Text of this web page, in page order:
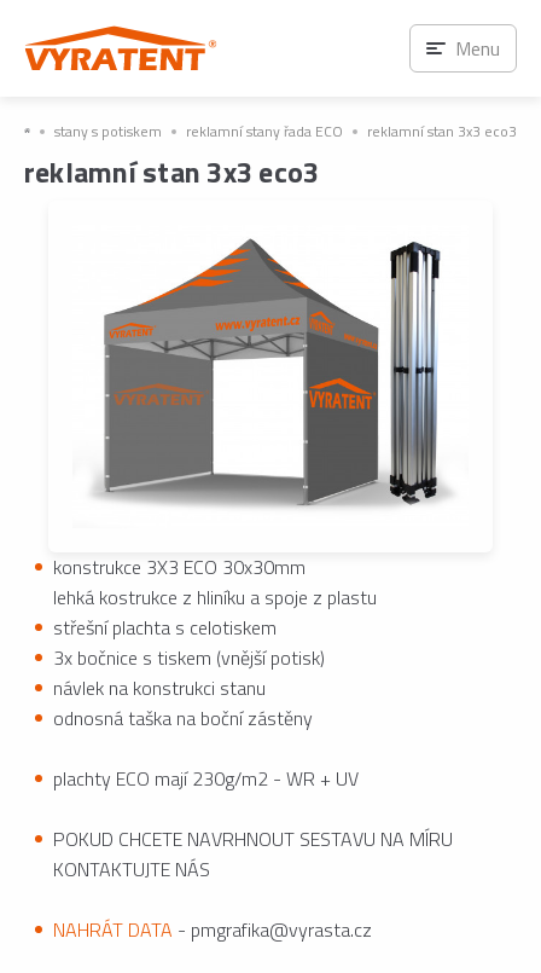
stany s potiskem reklamní stany řada ECO reklamní stan 3x3 eco3
reklamní stan 3x3 eco3
konstrukce 3X3 ECO 30x30mm
lehká kostrukce z hliníku a spoje z plastu
střešní plachta s celotiskem
3x bočnice s tiskem (vnější potisk)
návlek na konstrukci stanu
odnosná taška na boční zástěny
plachty ECO mají 230g/m2 - WR + UV
POKUD CHCETE NAVRHNOUT SESTAVU NA MÍRU
KONTAKTUJTE NÁS
NAHRÁT DATA - pmgrafika@vyrasta.cz
Menu